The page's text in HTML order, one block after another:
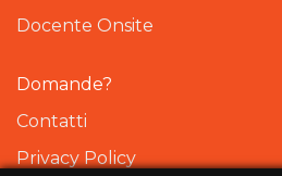
Docente Onsite
Domande?
Contatti
Privacy Policy